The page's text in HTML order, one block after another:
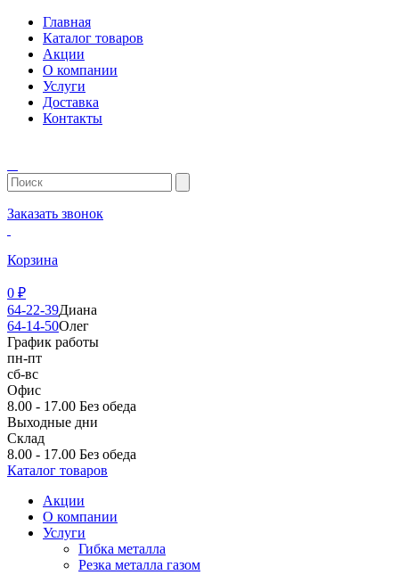
Главная
Каталог товаров
Акции
О компании
Услуги
Доставка
Контакты
Заказать звонок
Корзина
0 ₽
64-22-39Диана
64-14-50Олег
График работы
пн-пт
сб-вс
Офис
8.00 - 17.00 Без обеда
Выходные дни
Склад
8.00 - 17.00 Без обеда
Каталог товаров
Акции
О компании
Услуги
Гибка металла
Резка металла газом